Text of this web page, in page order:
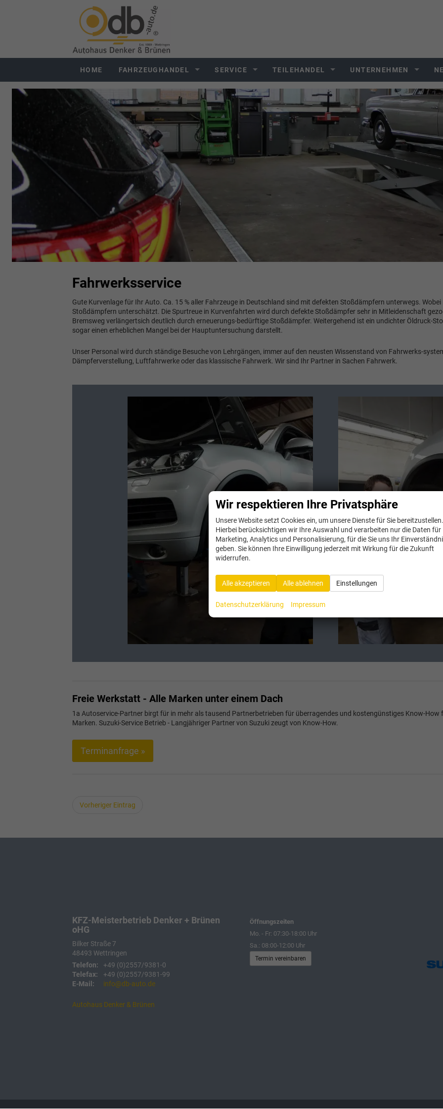
HOME FAHRZEUGHANDEL SERVICE TEILEHANDEL UNTERNEHMEN
Fahrwerksservice
Gute Kurvenlage für Ihr Auto. Ca. 15 % aller Fahrzeuge in Deutschland sind mit defekten Stoßdämpfern unterwegs.
Stoßdämpfern unterschätzt. Die Spurtreue in Kurvenfahrten wird durch defekte Stoßdämpfer sehr in Mitleidenschaft
Bremsweg verlängertsich deutlich durch erneuerungs-bedürftige Stoßdämpfer. Weitergehend ist ein undichter Öldruck-
sogar einen erheblichen Mangel bei der Hauptuntersuchung darstellt.
Unser Personal wird durch ständige Besuche von Lehrgängen, immer auf den neusten Wissenstand von Fahrwerks-
Dämpferverstellung, Luftfahrwerke oder das klassische Fahrwerk. Wir sind Ihr Partner in Sachen Fahrwerk.
Freie Werkstatt - Alle Marken unter einem Dach
1a Autoservice-Partner birgt für in mehr als tausend Partnerbetrieben für überragendes und kostengünstiges Know-How
Marken. Suzuki-Service Betrieb - Langjähriger Partner von Suzuki zeugt von Know-How.
Terminanfrage »
Vorheriger Eintrag
KFZ-Meisterbetrieb Denker + Brünen
oHG
Bilker Straße 7
48493 Wettringen
Telefon:
+49 (0)2557/9381-0
Telefax:
+49 (0)2557/9381-99
E-Mail:
info@db-auto.de
Öffnungszeiten
Mo. - Fr: 07:30-18:00 Uhr
Sa.: 08:00-12:00 Uhr
Termin vereinbaren
Autohaus Denker & Brünen
Wir respektieren Ihre Privatsphäre
Unsere Website setzt Cookies ein, um unsere Dienste für Sie bereitzustellen.
Hierbei berücksichtigen wir Ihre Auswahl und verarbeiten nur die Daten für
Marketing, Analytics und Personalisierung, für die Sie uns Ihr
geben. Sie können Ihre Einwilligung jederzeit mit Wirkung für die Zukunft
widerrufen.
Alle akzeptieren Alle ablehnen Einstellungen
Datenschutzerklärung Impressum